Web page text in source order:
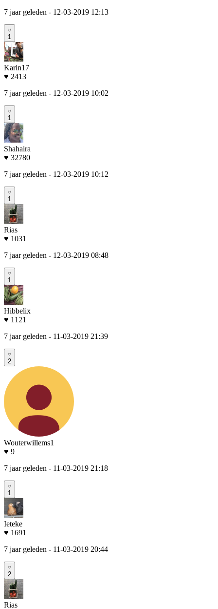
7 jaar geleden - 12-03-2019 12:13
1
Karin17
♥ 2413
7 jaar geleden - 12-03-2019 10:02
1
Shahaira
♥ 32780
7 jaar geleden - 12-03-2019 10:12
1
Rias
♥ 1031
7 jaar geleden - 12-03-2019 08:48
1
Hibbelix
♥ 1121
7 jaar geleden - 11-03-2019 21:39
2
Wouterwillems1
♥ 9
7 jaar geleden - 11-03-2019 21:18
1
Ieteke
♥ 1691
7 jaar geleden - 11-03-2019 20:44
2
Rias